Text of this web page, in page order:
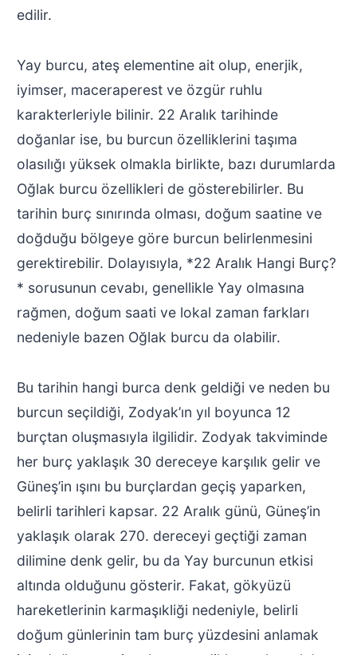
edilir.
Yay burcu, ateş elementine ait olup, enerjik,
iyimser, maceraperest ve özgür ruhlu
karakterleriyle bilinir. 22 Aralık tarihinde
doğanlar ise, bu burcun özelliklerini taşıma
olasılığı yüksek olmakla birlikte, bazı durumlarda
Oğlak burcu özellikleri de gösterebilirler. Bu
tarihin burç sınırında olması, doğum saatine ve
doğduğu bölgeye göre burcun belirlenmesini
gerektirebilir. Dolayısıyla, *22 Aralık Hangi Burç?
* sorusunun cevabı, genellikle Yay olmasına
rağmen, doğum saati ve lokal zaman farkları
nedeniyle bazen Oğlak burcu da olabilir.
Bu tarihin hangi burca denk geldiği ve neden bu
burcun seçildiği, Zodyak’ın yıl boyunca 12
burçtan oluşmasıyla ilgilidir. Zodyak takviminde
her burç yaklaşık 30 dereceye karşılık gelir ve
Güneş’in ışını bu burçlardan geçiş yaparken,
belirli tarihleri kapsar. 22 Aralık günü, Güneş’in
yaklaşık olarak 270. dereceyi geçtiği zaman
dilimine denk gelir, bu da Yay burcunun etkisi
altında olduğunu gösterir. Fakat, gökyüzü
hareketlerinin karmaşıkliği nedeniyle, belirli
doğum günlerinin tam burç yüzdesini anlamak